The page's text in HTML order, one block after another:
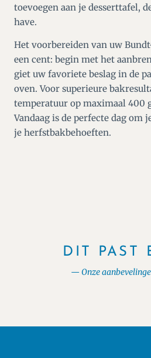
toevoegen aan je desserttafel,
have.
Het voorbereiden van uw
een cent: begin met het
giet uw favoriete beslag in de
oven. Voor superieure
temperatuur op maximaal 400
Vandaag is de perfecte dag om
je herfstbakbehoeften.
DIT PAST
Onze